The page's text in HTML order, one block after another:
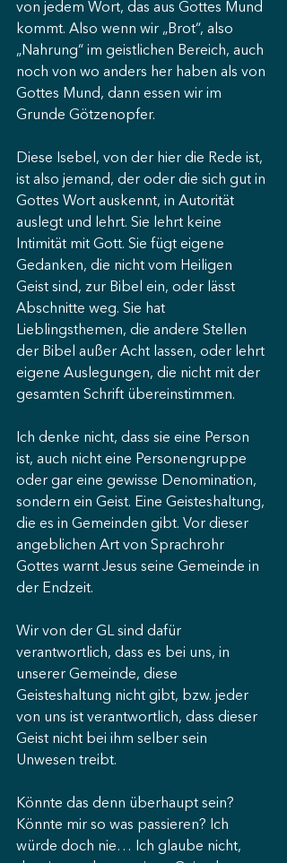
von jedem Wort, das aus Gottes Mund
kommt. Also wenn wir „Brot“, also
„Nahrung“ im geistlichen Bereich, auch
noch von wo anders her haben als von
Gottes Mund, dann essen wir im
Grunde Götzenopfer.
Diese Isebel, von der hier die Rede ist,
ist also jemand, der oder die sich gut in
Gottes Wort auskennt, in Autorität
auslegt und lehrt. Sie lehrt keine
Intimität mit Gott. Sie fügt eigene
Gedanken, die nicht vom Heiligen
Geist sind, zur Bibel ein, oder lässt
Abschnitte weg. Sie hat
Lieblingsthemen, die andere Stellen
der Bibel außer Acht lassen, oder lehrt
eigene Auslegungen, die nicht mit der
gesamten Schrift übereinstimmen.
Ich denke nicht, dass sie eine Person
ist, auch nicht eine Personengruppe
oder gar eine gewisse Denomination,
sondern ein Geist. Eine Geisteshaltung,
die es in Gemeinden gibt. Vor dieser
angeblichen Art von Sprachrohr
Gottes warnt Jesus seine Gemeinde in
der Endzeit.
Wir von der GL sind dafür
verantwortlich, dass es bei uns, in
unserer Gemeinde, diese
Geisteshaltung nicht gibt, bzw. jeder
von uns ist verantwortlich, dass dieser
Geist nicht bei ihm selber sein
Unwesen treibt.
Könnte das denn überhaupt sein?
Könnte mir so was passieren? Ich
würde doch nie… Ich glaube nicht,